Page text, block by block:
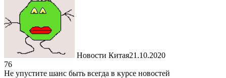
Новости Китая21.10.2020
76
Не упустите шанс быть всегда в курсе новостей